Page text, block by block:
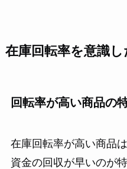
在庫回転率を意識
回転率が高い商品の
在庫回転率が高い商品
資金の回収が早いのが